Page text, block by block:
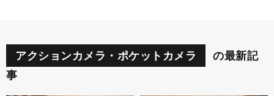
アクションカメラ・ポケットカメラ
の最新記
事